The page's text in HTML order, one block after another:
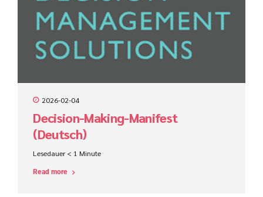
2026-02-04
Decision-Making-Manifest
(Deutsch)
Lesedauer < 1 Minute
Read more